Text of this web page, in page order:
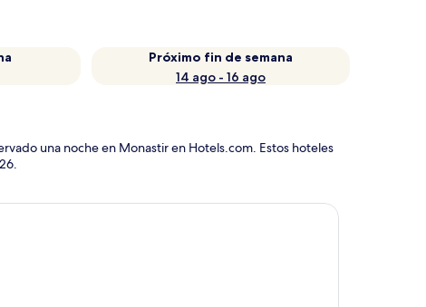
Próximo fin de semana
14 ago - 16 ago
una noche en Monastir en Hotels.com. Estos hoteles
.